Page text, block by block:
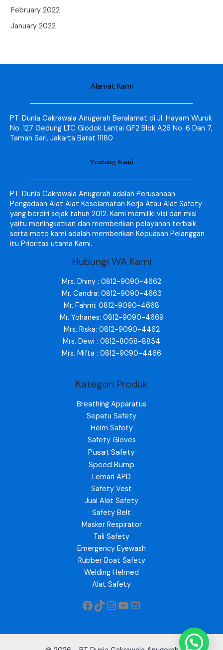
February 2022
January 2022
Alamat Kami
PT. Dunia Cakrawala Anugerah Beralamat di Jl. Hayam Wuruk
No. 127 Gedung LTC Glodok Lantai GF2 Blok A26 No. 6 Dan 7,
Taman Sari, Jakarta Barat 11180
Tentang Kami
PT. Dunia Cakrawala Anugerah adalah Perusahaan
Pengadaan Alat Alat Keselamatan Kerja Atau Alat Safety
yang berdiri sejak tahun 2012. Kami memiliki visi dan misi
yaitu meningkatkan dan memberikan pelayanan terbaik
serta moto kami adalah memberikan Kepuasan Pelanggan
itu Prioritas utama Kami.
Hubungi WA Kami
Mrs. Dhiny : 0812-9090-4662
Mr. Candra: 0812-9090-4663
Mr. Fahmi: 0812-9090-4668
Mr. Yohanes: 0812-9090-4669
Mrs. Riska: 0812-9090-4462
Mrs. Dewi : 0812-8058-8834
Mrs. Mifta : 0812-9090-4466
Kategori Produk
Breathing Apparatus
Sepatu Safety
Helm Safety
Safety Gloves
Pusat Safety
Speed Bump
Lemari APD
Safety Vest
Jual Alat Safety
Safety Belt
Masker Respirator
Tali Safety
Emergency Eyewash
Rubber Boat Safety
Welding Helmed
Alat Safety